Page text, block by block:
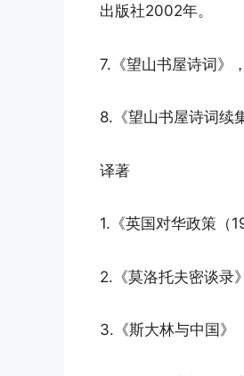
出版社2002年。
7.《望山书屋诗词》
8.《望山书屋诗词续
译著
1.《英国对华政策（
2.《莫洛托夫密谈录
3.《斯大林与中国》